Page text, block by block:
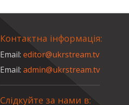
Контактна інформація:
Email:editor@ukrstream.tv
Email:admin@ukrstream.tv
Слідкуйте за нами в: